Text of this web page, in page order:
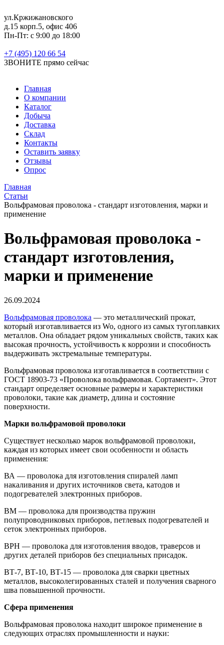
ул.Кржижановского
д.15 корп.5, офис 406
Пн-Пт: с 9:00 до 18:00
+7 (495) 120 66 54
ЗВОНИТЕ прямо сейчас
Главная
О компании
Каталог
Добыча
Доставка
Склад
Контакты
Оставить заявку
Отзывы
Опрос
Главная
Статьи
Вольфрамовая проволока - стандарт изготовления, марки и
применение
Вольфрамовая проволока -
стандарт изготовления,
марки и применение
26.09.2024
Вольфрамовая проволока — это металлический прокат,
который изготавливается из Wo, одного из самых тугоплавких
металлов. Она обладает рядом уникальных свойств, таких как
высокая прочность, устойчивость к коррозии и способность
выдерживать экстремальные температуры.
Вольфрамовая проволока изготавливается в соответствии с
ГОСТ 18903-73 «Проволока вольфрамовая. Сортамент». Этот
стандарт определяет основные размеры и характеристики
проволоки, такие как диаметр, длина и состояние
поверхности.
Марки вольфрамовой проволоки
Существует несколько марок вольфрамовой проволоки,
каждая из которых имеет свои особенности и область
применения:
ВА — проволока для изготовления спиралей ламп
накаливания и других источников света, катодов и
подогревателей электронных приборов.
ВМ — проволока для производства пружин
полупроводниковых приборов, петлевых подогревателей и
сеток электронных приборов.
ВРН — проволока для изготовления вводов, траверсов и
других деталей приборов без специальных присадок.
ВТ-7, ВТ-10, ВТ-15 — проволока для сварки цветных
металлов, высоколегированных сталей и получения сварного
шва повышенной прочности.
Сфера применения
Вольфрамовая проволока находит широкое применение в
следующих отраслях промышленности и науки: